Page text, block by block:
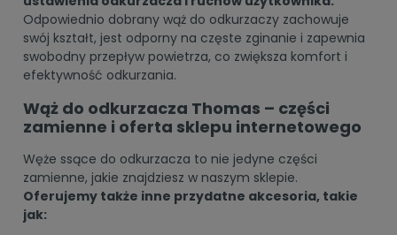
Odpowiednio dobrany wąż do odkurzaczy zachowuje
swój kształt, jest odporny na częste zginanie i zapewnia
swobodny przepływ powietrza, co zwiększa komfort i
efektywność odkurzania.
Wąż do odkurzacza Thomas – części
zamienne i oferta sklepu internetowego
Węże ssące do odkurzacza to nie jedyne części
zamienne, jakie znajdziesz w naszym sklepie.
Oferujemy także inne przydatne akcesoria, takie
jak: